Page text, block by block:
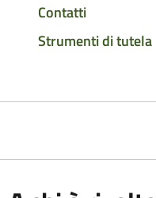
Contatti
Strumenti di tutela